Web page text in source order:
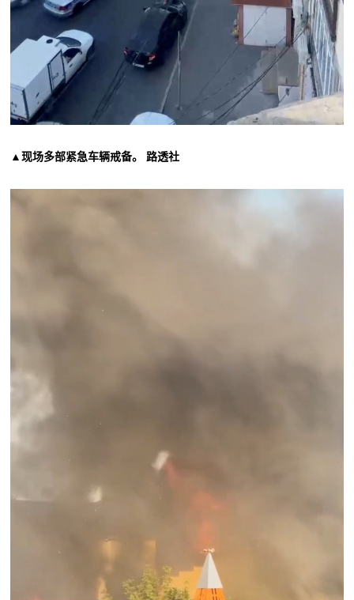
▲现场多部紧急车辆戒备。 路透社